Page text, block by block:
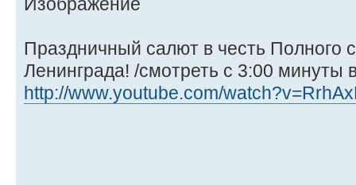
Праздничный салют в честь Полного
Ленинграда! /смотреть с 3:00 минуты
http://www.youtube.com/